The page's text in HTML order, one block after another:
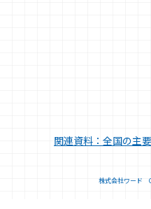
関連資料：全国の主
株式会社ワード